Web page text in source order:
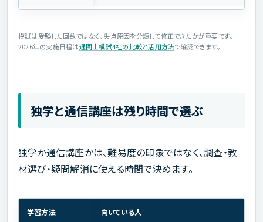
模試は受験した回数ではなく、失点原因を分類して修正できたかが重要です。
2026年の実施日程は通関士模試4社の比較と活用方法で確認できます。
独学と通信講座は残り時間で選ぶ
独学か通信講座かは、難易度の印象ではなく、調査・教
材選び・疑問解消に使える時間で決めます。
学習方法 向いている人